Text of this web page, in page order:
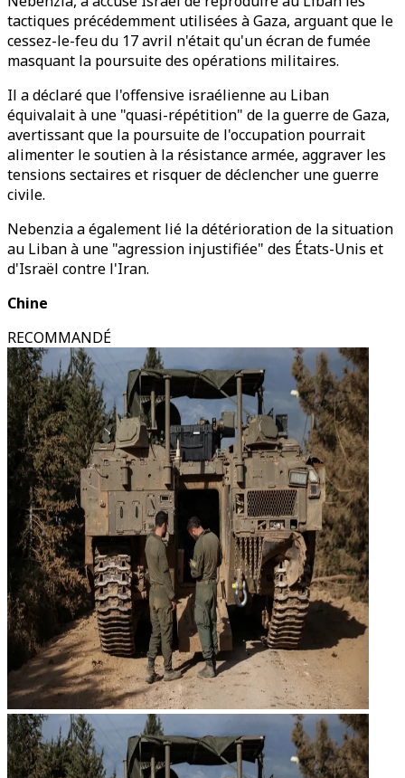
tactiques précédemment utilisées à Gaza, arguant que le
cessez-le-feu du 17 avril n'était qu'un écran de fumée
masquant la poursuite des opérations militaires.
Il a déclaré que l'offensive israélienne au Liban
équivalait à une "quasi-répétition" de la guerre de Gaza,
avertissant que la poursuite de l'occupation pourrait
alimenter le soutien à la résistance armée, aggraver les
tensions sectaires et risquer de déclencher une guerre
civile.
Nebenzia a également lié la détérioration de la situation
au Liban à une "agression injustifiée" des États-Unis et
d'Israël contre l'Iran.
Chine
RECOMMANDÉ